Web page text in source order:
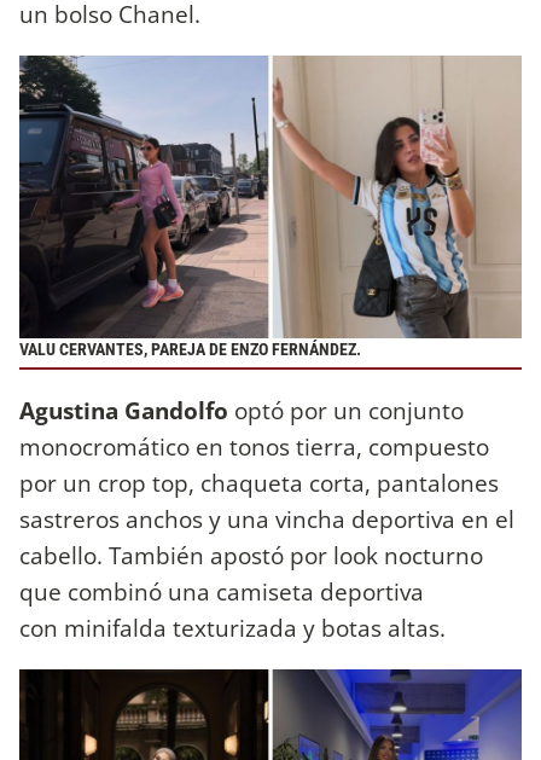
un bolso Chanel.
VALU CERVANTES, PAREJA DE ENZO FERNÁNDEZ.
Agustina Gandolfo optó por un conjunto
monocromático en tonos tierra, compuesto
por un crop top, chaqueta corta, pantalones
sastreros anchos y una vincha deportiva en el
cabello. También apostó por look nocturno
que combinó una camiseta deportiva
con minifalda texturizada y botas altas.